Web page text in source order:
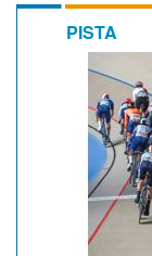
PISTA